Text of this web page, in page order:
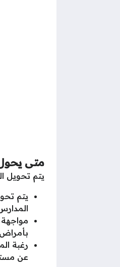
متى
يتم تحويل
يتم
رغبة
عن